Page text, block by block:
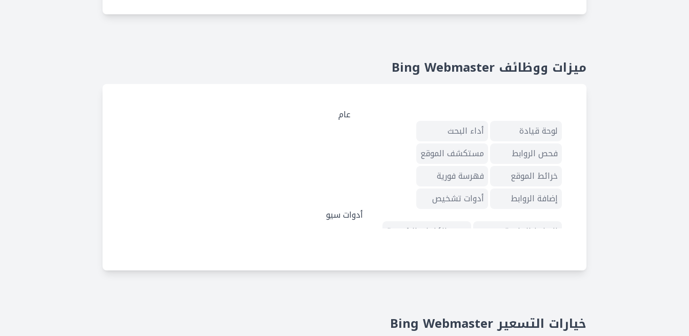
ميزات ووظائف Bing Webmaster
عام
لوحة قيادة
أداء البحث
فحص الروابط
مستكشف الموقع
خرائط الموقع
فهرسة فورية
إضافة الروابط
أدوات تشخيص
أدوات سيو
الروابط الخلفية
بحوث الكلمات الرئيسية
تحكم
خيارات التسعير Bing Webmaster